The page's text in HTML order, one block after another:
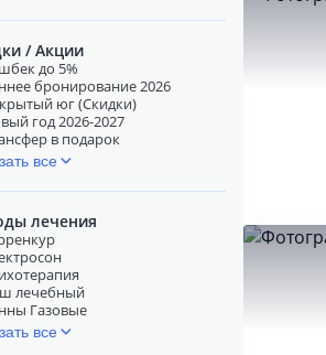
/ Акции
до 5%
бронирование 2026
юг (Скидки)
год 2026-2027
в подарок
все
лечения
лечебный
Газовые
все